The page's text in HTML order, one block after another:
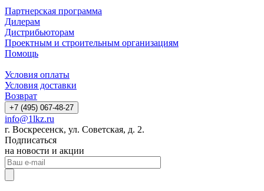
Партнерская программа
Дилерам
Дистрибьюторам
Проектным и строительным организациям
Помощь
Условия оплаты
Условия доставки
Возврат
+7 (495) 067-48-27
info@1lkz.ru
г. Воскресенск, ул. Советская, д. 2.
Подписаться
на новости и акции